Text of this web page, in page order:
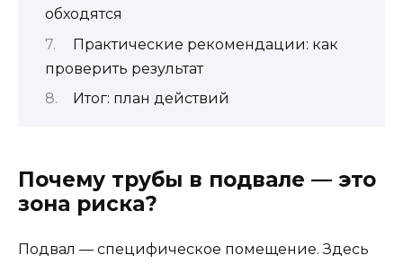
обходятся
Практические рекомендации: как
проверить результат
Итог: план действий
Почему трубы в подвале — это
зона риска?
Подвал — специфическое помещение. Здесь